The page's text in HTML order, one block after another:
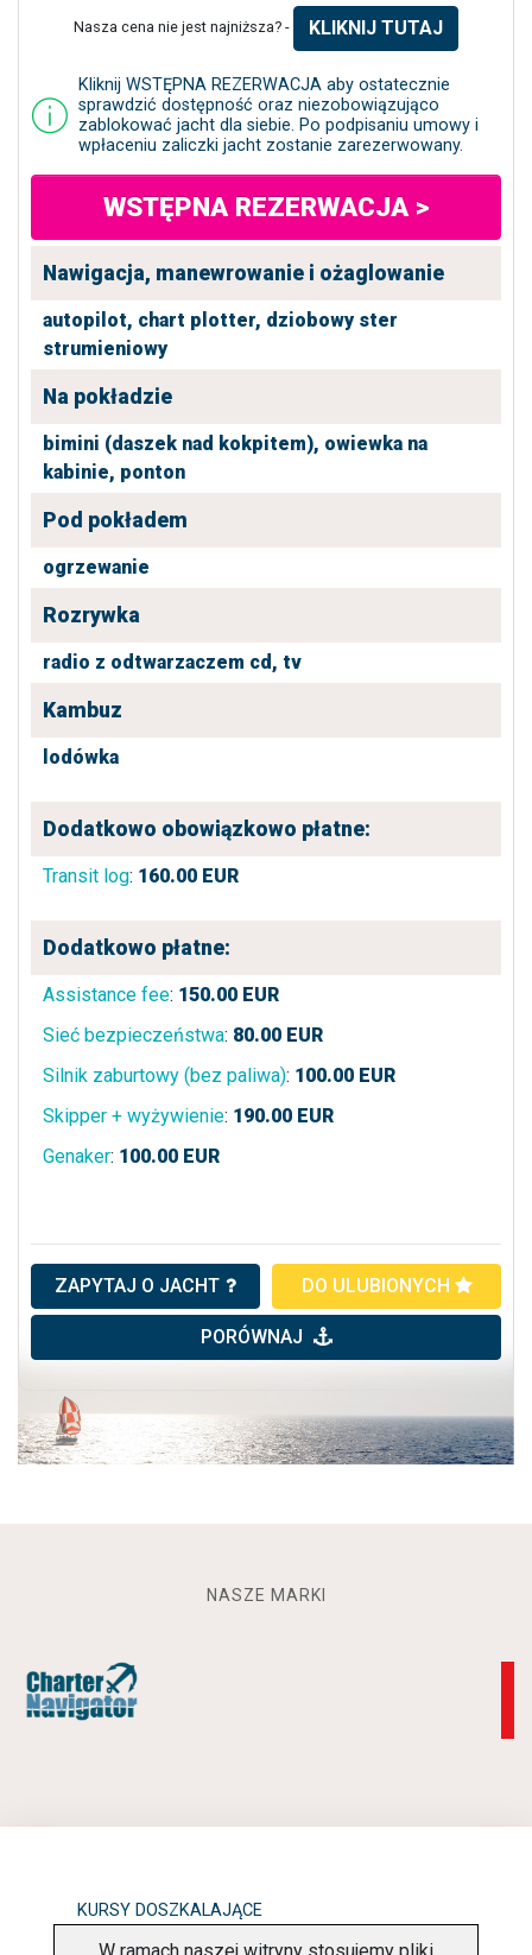
Nasza cena nie jest najniższa? - KLIKNIJ TUTAJ
Kliknij WSTĘPNA REZERWACJA aby ostatecznie
sprawdzić dostępność oraz niezobowiązująco
zablokować jacht dla siebie. Po podpisaniu umowy i
wpłaceniu zaliczki jacht zostanie zarezerwowany.
WSTĘPNA REZERWACJA >
Nawigacja, manewrowanie i ożaglowanie
autopilot, chart plotter, dziobowy ster
strumieniowy
Na pokładzie
bimini (daszek nad kokpitem), owiewka na
kabinie, ponton
Pod pokładem
ogrzewanie
Rozrywka
radio z odtwarzaczem cd, tv
Kambuz
lodówka
Dodatkowo obowiązkowo płatne:
Transit log: 160.00 EUR
Dodatkowo płatne:
Assistance fee: 150.00 EUR
Sieć bezpieczeństwa: 80.00 EUR
Silnik zaburtowy (bez paliwa): 100.00 EUR
Skipper + wyżywienie: 190.00 EUR
Genaker: 100.00 EUR
ZAPYTAJ O JACHT DO ULUBIONYCH
PORÓWNAJ
NASZE MARKI
KURSY DOSZKALAJĄCE